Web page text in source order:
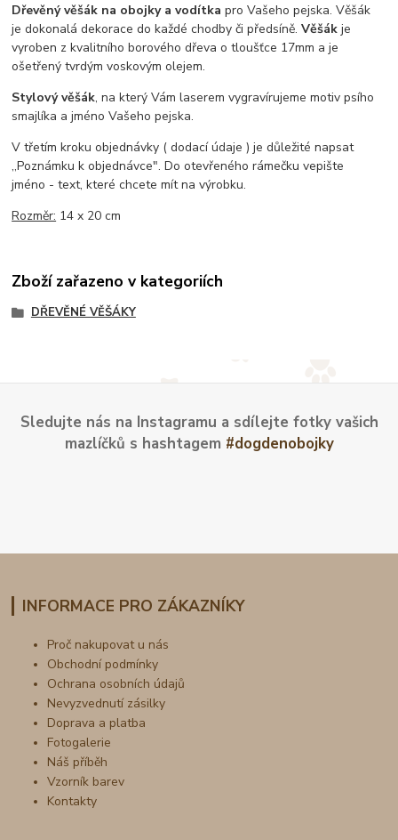
Dřevěný věšák na obojky a vodítka pro Vašeho pejska. Věšák
je dokonalá dekorace do každé chodby či předsíně.Věšák je
vyroben z kvalitního borového dřeva o tloušťce 17mm a je
ošetřený tvrdým voskovým olejem.
Stylový věšák, na který Vám laserem vygravírujeme motiv psího
smajlíka a jméno Vašeho pejska.
V třetím kroku objednávky ( dodací údaje ) je důležité napsat
,,Poznámku k objednávce". Do otevřeného rámečku vepište
jméno - text, které chcete mít na výrobku.
Rozměr: 14 x 20 cm
Zboží zařazeno v kategoriích
DŘEVĚNÉ VĚŠÁKY
Sledujte nás na Instagramu a sdílejte fotky vašich
mazlíčků s hashtagem #dogdenobojky
INFORMACE PRO ZÁKAZNÍKY
Proč nakupovat u nás
Obchodní podmínky
Ochrana osobních údajů
Nevyzvednutí zásilky
Doprava a platba
Fotogalerie
Náš příběh
Vzorník barev
Kontakty